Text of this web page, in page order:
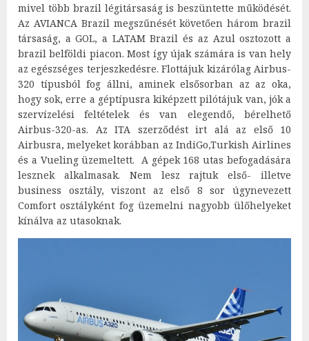
mivel több brazil légitársaság is beszüntette működését.
Az AVIANCA Brazil megszűnését követően három brazil
társaság, a GOL, a LATAM Brazil és az Azul osztozott a
brazil belföldi piacon. Most így újak számára is van hely
az egészséges terjeszkedésre. Flottájuk kizárólag Airbus-
320 típusból fog állni, aminek elsősorban az az oka,
hogy sok, erre a géptípusra kiképzett pilótájuk van, jók a
szervízelési feltételek és van elegendő, bérelhető
Airbus-320-as. Az ITA szerződést irt alá az első 10
Airbusra, melyeket korábban az IndiGo,Turkish Airlines
és a Vueling üzemeltett. A gépek 168 utas befogadására
lesznek alkalmasak. Nem lesz rajtuk első- illetve
business osztály, viszont az első 8 sor úgynevezett
Comfort osztályként fog üzemelni nagyobb ülőhelyeket
kínálva az utasoknak.